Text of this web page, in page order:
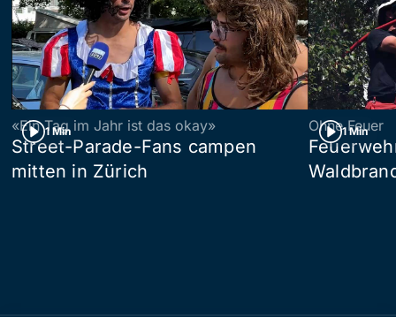
1 Min
«Ein Tag im Jahr ist das okay»
Street-Parade-Fans campen
mitten in Zürich
1 Min
Ohne Feuer